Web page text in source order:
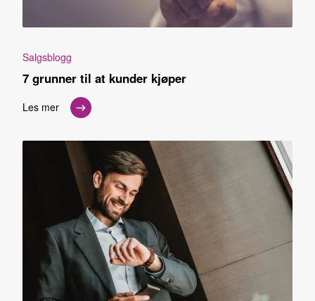
Salgsblogg
7 grunner til at kunder kjøper
Les mer